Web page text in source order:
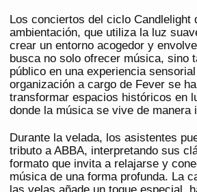
Los conciertos del ciclo Candlelight
ambientación, que utiliza la luz
crear un entorno acogedor y
busca no solo ofrecer música, sino
público en una experiencia
organización a cargo de Fever se
transformar espacios históricos en
donde la música se vive de manera
Durante la velada, los asistentes
tributo a ABBA, interpretando sus
formato que invita a relajarse y
música de una forma profunda. La